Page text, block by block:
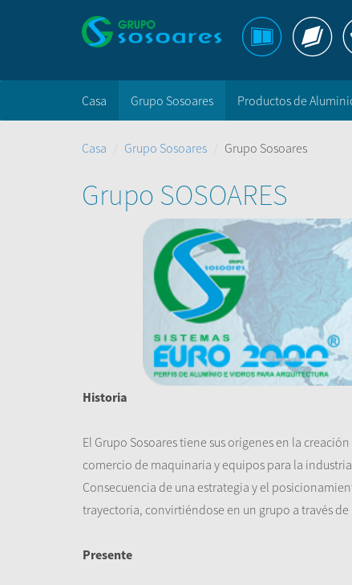
Casa Grupo Sosoares Productos de
Casa Grupo Sosoares Grupo Sosoares
Grupo SOSOARES
Historia
El Grupo Sosoares tiene sus orígenes en la
comercio de maquinaria y equipos para la
Consecuencia de una estrategia y el
trayectoria, convirtiéndose en un grupo a través
Presente